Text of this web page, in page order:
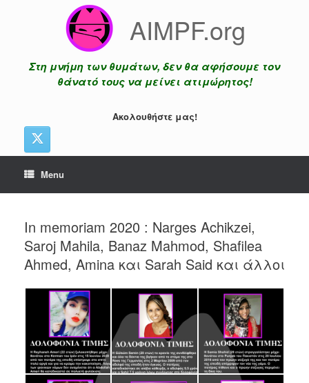
AIMPF.org
Στη μνήμη των θυμάτων, δεν θα αφήσουμε τον
θάνατό τους να μείνει ατιμώρητος!
Ακολουθήστε μας!
Menu
In memoriam 2020 : Narges Achikzei,
Saroj Mahila, Banaz Mahmod, Shafilea
Ahmed, Amina και Sarah Said και άλλοι